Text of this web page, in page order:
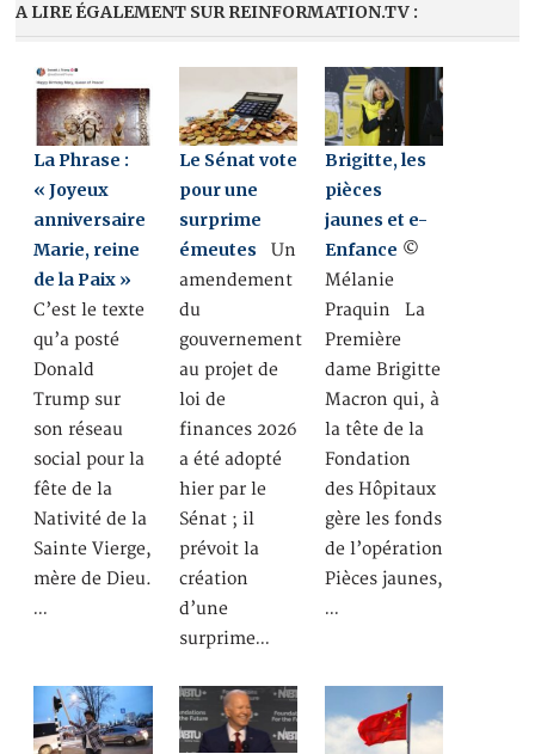
A LIRE ÉGALEMENT SUR REINFORMATION.TV :
La Phrase :
« Joyeux
anniversaire
Marie, reine
de la Paix »
C’est le texte
qu’a posté
Donald
Trump sur
son réseau
social pour la
fête de la
Nativité de la
Sainte Vierge,
mère de Dieu.
…
Le Sénat vote
pour une
surprime
émeutes Un
amendement
du
gouvernement
au projet de
loi de
finances 2026
a été adopté
hier par le
Sénat ; il
prévoit la
création
d’une
surprime…
Brigitte, les
pièces
jaunes et e-
Enfance ©
Mélanie
Praquin La
Première
dame Brigitte
Macron qui, à
la tête de la
Fondation
des Hôpitaux
gère les fonds
de l’opération
Pièces jaunes,
…